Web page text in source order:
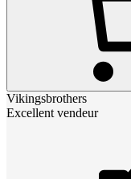
Vikingsbrothers
Excellent vendeur